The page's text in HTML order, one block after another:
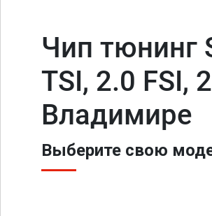
Чип тюнинг
TSI, 2.0 FSI,
Владимире
Выберите свою